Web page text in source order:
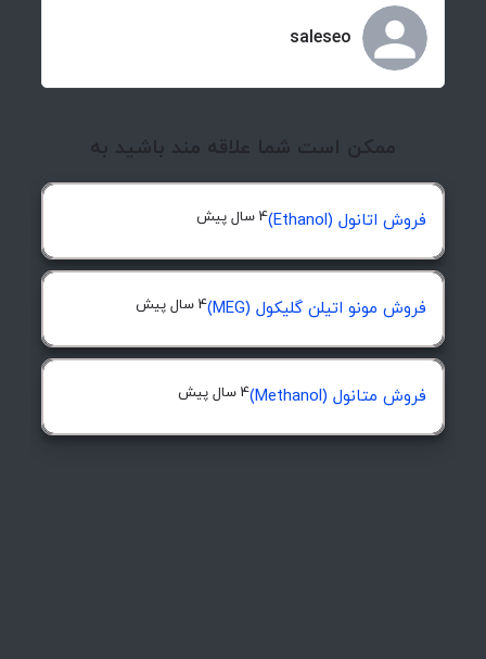
saleseo
ممکن است شما علاقه مند باشید به
فروش اتانول (Ethanol) 4 سال پیش
فروش مونو اتیلن گلیکول (MEG) 4 سال پیش
فروش متانول (Methanol) 4 سال پیش